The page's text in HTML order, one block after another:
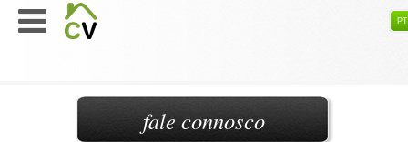
PT
fale connosco